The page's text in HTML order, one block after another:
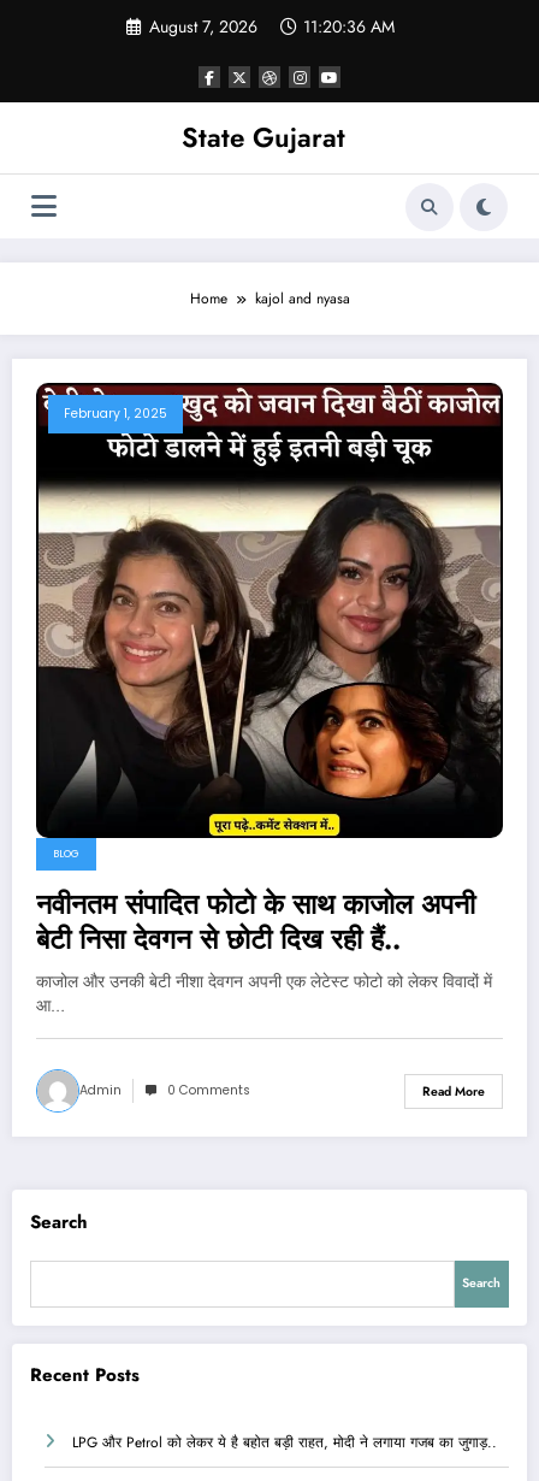
August 7, 2026 11:20:36 AM
State Gujarat
Home kajol and nyasa
February 1, 2025
BLOG
नवीनतम संपादित फोटो के साथ काजोल अपनी
बेटी निसा देवगन से छोटी दिख रही हैं..
काजोल और उनकी बेटी नीशा देवगन अपनी एक लेटेस्ट फोटो को लेकर विवादों में
आ…
Admin 0 Comments Read More
Search
Search
Recent Posts
LPG और Petrol को लेकर ये है बहोत बड़ी राहत, मोदी ने लगाया गजब का जुगाड़..